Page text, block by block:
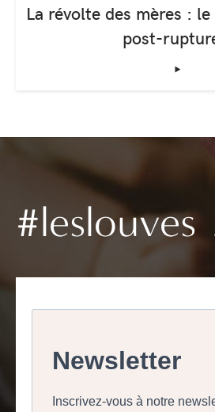
La révolte des mères :
post-
‣
#leslouves